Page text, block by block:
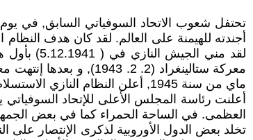
أجندته للهيمنة على العالم. لقد كان هدف
لقد مني
ماي من سنة 1945, أعلن النظام النازي الاستسلام اللامشروط في عاصمته برلين المدمرة.
العظمى. في الساحة الحمراء كما في بعض
تخلد بعض الدول الأوروبية لذكرى الإنتصار على